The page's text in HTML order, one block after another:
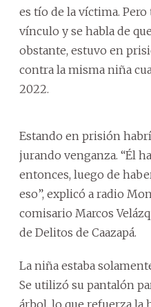
es tío de la víctima.
vínculo y se habla de
obstante, estuvo en
contra la misma niña
2022.
Estando en prisión
jurando venganza. “Él
entonces, luego de
eso”, explicó a radio
comisario Marcos
de Delitos de Caazapá.
La niña estaba
Se utilizó su pantalón
árbol, lo que refuerza la